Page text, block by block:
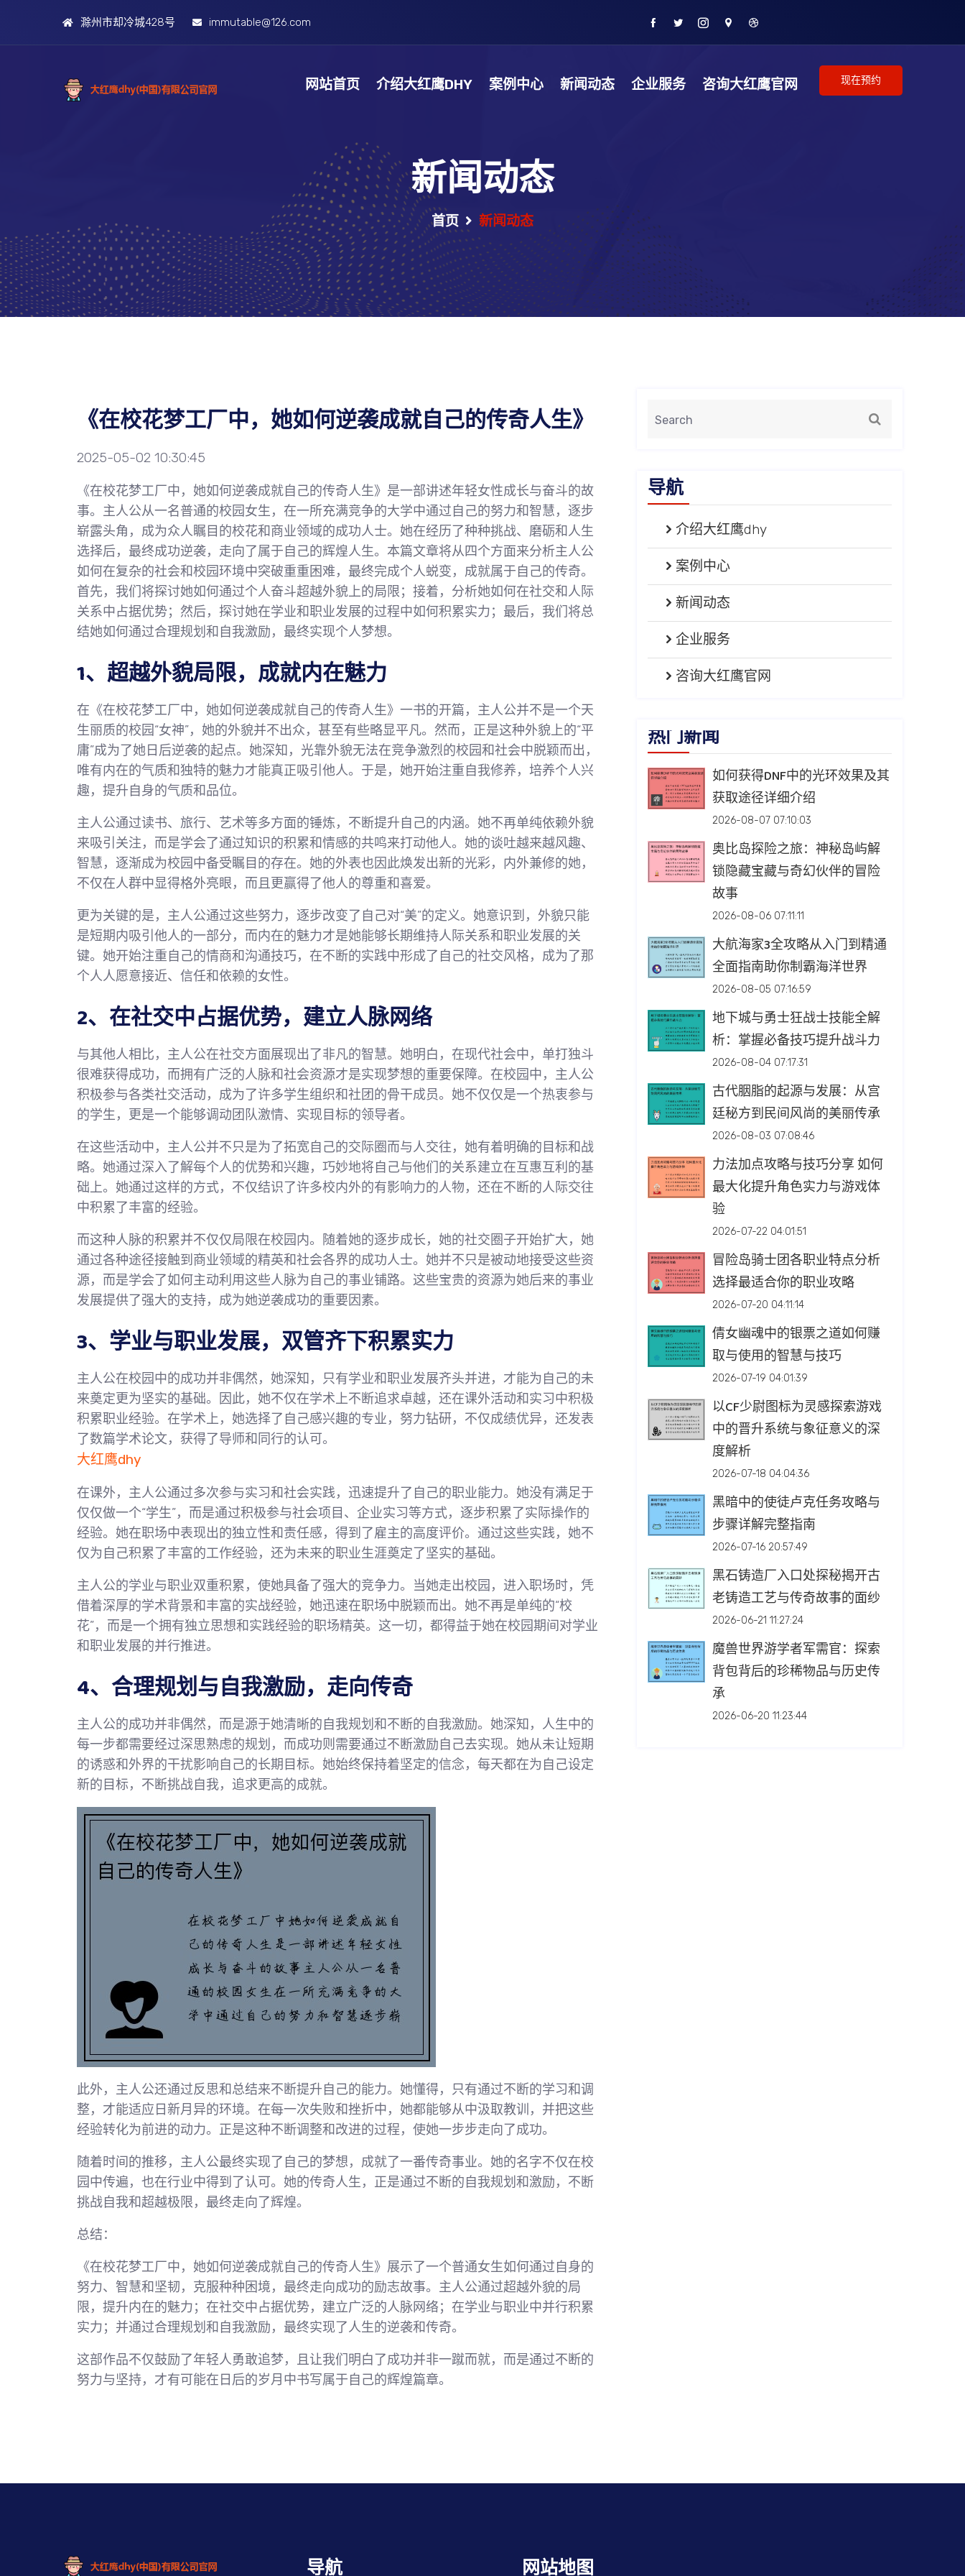
滁州市却冷城428号 immutable@126.com
网站首页 介绍大红鹰DHY 案例中心 新闻动态 企业服务 咨询大红鹰官网 现在预约
新闻动态
首页 新闻动态
《在校花梦工厂中，她如何逆袭成就自己的传奇人生》
2025-05-02 10:30:45
《在校花梦工厂中，她如何逆袭成就自己的传奇人生》是一部讲述年轻女性成长与奋斗的故
事。主人公从一名普通的校园女生，在一所充满竞争的大学中通过自己的努力和智慧，逐步
崭露头角，成为众人瞩目的校花和商业领域的成功人士。她在经历了种种挑战、磨砺和人生
选择后，最终成功逆袭，走向了属于自己的辉煌人生。本篇文章将从四个方面来分析主人公
如何在复杂的社会和校园环境中突破重重困难，最终完成个人蜕变，成就属于自己的传奇。
首先，我们将探讨她如何通过个人奋斗超越外貌上的局限；接着，分析她如何在社交和人际
关系中占据优势；然后，探讨她在学业和职业发展的过程中如何积累实力；最后，我们将总
结她如何通过合理规划和自我激励，最终实现个人梦想。
1、超越外貌局限，成就内在魅力
在《在校花梦工厂中，她如何逆袭成就自己的传奇人生》一书的开篇，主人公并不是一个天
生丽质的校园“女神”，她的外貌并不出众，甚至有些略显平凡。然而，正是这种外貌上的“平
庸”成为了她日后逆袭的起点。她深知，光靠外貌无法在竞争激烈的校园和社会中脱颖而出，
唯有内在的气质和独特的魅力才能真正吸引他人。于是，她开始注重自我修养，培养个人兴
趣，提升自身的气质和品位。
主人公通过读书、旅行、艺术等多方面的锤炼，不断提升自己的内涵。她不再单纯依赖外貌
来吸引关注，而是学会了通过知识的积累和情感的共鸣来打动他人。她的谈吐越来越风趣、
智慧，逐渐成为校园中备受瞩目的存在。她的外表也因此焕发出新的光彩，内外兼修的她，
不仅在人群中显得格外亮眼，而且更赢得了他人的尊重和喜爱。
更为关键的是，主人公通过这些努力，逐步改变了自己对“美”的定义。她意识到，外貌只能
是短期内吸引他人的一部分，而内在的魅力才是她能够长期维持人际关系和职业发展的关
键。她开始注重自己的情商和沟通技巧，在不断的实践中形成了自己的社交风格，成为了那
个人人愿意接近、信任和依赖的女性。
2、在社交中占据优势，建立人脉网络
与其他人相比，主人公在社交方面展现出了非凡的智慧。她明白，在现代社会中，单打独斗
很难获得成功，而拥有广泛的人脉和社会资源才是实现梦想的重要保障。在校园中，主人公
积极参与各类社交活动，成为了许多学生组织和社团的骨干成员。她不仅仅是一个热衷参与
的学生，更是一个能够调动团队激情、实现目标的领导者。
在这些活动中，主人公并不只是为了拓宽自己的交际圈而与人交往，她有着明确的目标和战
略。她通过深入了解每个人的优势和兴趣，巧妙地将自己与他们的关系建立在互惠互利的基
础上。她通过这样的方式，不仅结识了许多校内外的有影响力的人物，还在不断的人际交往
中积累了丰富的经验。
而这种人脉的积累并不仅仅局限在校园内。随着她的逐步成长，她的社交圈子开始扩大，她
通过各种途径接触到商业领域的精英和社会各界的成功人士。她并不只是被动地接受这些资
源，而是学会了如何主动利用这些人脉为自己的事业铺路。这些宝贵的资源为她后来的事业
发展提供了强大的支持，成为她逆袭成功的重要因素。
3、学业与职业发展，双管齐下积累实力
主人公在校园中的成功并非偶然，她深知，只有学业和职业发展齐头并进，才能为自己的未
来奠定更为坚实的基础。因此，她不仅在学术上不断追求卓越，还在课外活动和实习中积极
积累职业经验。在学术上，她选择了自己感兴趣的专业，努力钻研，不仅成绩优异，还发表
了数篇学术论文，获得了导师和同行的认可。
大红鹰dhy
在课外，主人公通过多次参与实习和社会实践，迅速提升了自己的职业能力。她没有满足于
仅仅做一个“学生”，而是通过积极参与社会项目、企业实习等方式，逐步积累了实际操作的
经验。她在职场中表现出的独立性和责任感，得到了雇主的高度评价。通过这些实践，她不
仅为自己积累了丰富的工作经验，还为未来的职业生涯奠定了坚实的基础。
主人公的学业与职业双重积累，使她具备了强大的竞争力。当她走出校园，进入职场时，凭
借着深厚的学术背景和丰富的实战经验，她迅速在职场中脱颖而出。她不再是单纯的“校
花”，而是一个拥有独立思想和实践经验的职场精英。这一切，都得益于她在校园期间对学业
和职业发展的并行推进。
4、合理规划与自我激励，走向传奇
主人公的成功并非偶然，而是源于她清晰的自我规划和不断的自我激励。她深知，人生中的
每一步都需要经过深思熟虑的规划，而成功则需要通过不断激励自己去实现。她从未让短期
的诱惑和外界的干扰影响自己的长期目标。她始终保持着坚定的信念，每天都在为自己设定
新的目标，不断挑战自我，追求更高的成就。
此外，主人公还通过反思和总结来不断提升自己的能力。她懂得，只有通过不断的学习和调
整，才能适应日新月异的环境。在每一次失败和挫折中，她都能够从中汲取教训，并把这些
经验转化为前进的动力。正是这种不断调整和改进的过程，使她一步步走向了成功。
随着时间的推移，主人公最终实现了自己的梦想，成就了一番传奇事业。她的名字不仅在校
园中传遍，也在行业中得到了认可。她的传奇人生，正是通过不断的自我规划和激励，不断
挑战自我和超越极限，最终走向了辉煌。
总结：
《在校花梦工厂中，她如何逆袭成就自己的传奇人生》展示了一个普通女生如何通过自身的
努力、智慧和坚韧，克服种种困境，最终走向成功的励志故事。主人公通过超越外貌的局
限，提升内在的魅力；在社交中占据优势，建立广泛的人脉网络；在学业与职业中并行积累
实力；并通过合理规划和自我激励，最终实现了人生的逆袭和传奇。
这部作品不仅鼓励了年轻人勇敢追梦，且让我们明白了成功并非一蹴而就，而是通过不断的
努力与坚持，才有可能在日后的岁月中书写属于自己的辉煌篇章。
导航
介绍大红鹰dhy
案例中心
新闻动态
企业服务
咨询大红鹰官网
热门新闻
如何获得DNF中的光环效果及其
获取途径详细介绍
2026-08-07 07:10:03
奥比岛探险之旅：神秘岛屿解
锁隐藏宝藏与奇幻伙伴的冒险
故事
2026-08-06 07:11:11
大航海家3全攻略从入门到精通
全面指南助你制霸海洋世界
2026-08-05 07:16:59
地下城与勇士狂战士技能全解
析：掌握必备技巧提升战斗力
2026-08-04 07:17:31
古代胭脂的起源与发展：从宫
廷秘方到民间风尚的美丽传承
2026-08-03 07:08:46
力法加点攻略与技巧分享 如何
最大化提升角色实力与游戏体
验
2026-07-22 04:01:51
冒险岛骑士团各职业特点分析
选择最适合你的职业攻略
2026-07-20 04:11:14
倩女幽魂中的银票之道如何赚
取与使用的智慧与技巧
2026-07-19 04:01:39
以CF少尉图标为灵感探索游戏
中的晋升系统与象征意义的深
度解析
2026-07-18 04:04:36
黑暗中的使徒卢克任务攻略与
步骤详解完整指南
2026-07-16 20:57:49
黑石铸造厂入口处探秘揭开古
老铸造工艺与传奇故事的面纱
2026-06-21 11:27:24
魔兽世界游学者军需官：探索
背包背后的珍稀物品与历史传
承
2026-06-20 11:23:44
导航 网站地图